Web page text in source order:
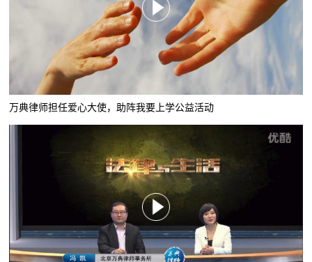
万典律师担任爱心大使，助阵我要上学公益活动